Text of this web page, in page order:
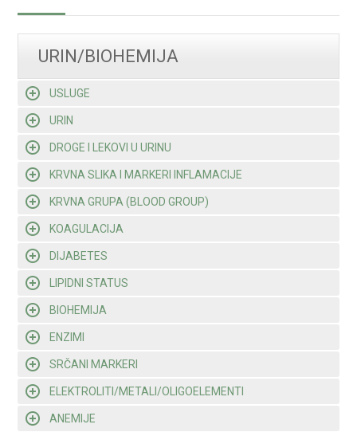
URIN/BIOHEMIJA
USLUGE
URIN
DROGE I LEKOVI U URINU
KRVNA SLIKA I MARKERI INFLAMACIJE
KRVNA GRUPA (BLOOD GROUP)
KOAGULACIJA
DIJABETES
LIPIDNI STATUS
BIOHEMIJA
ENZIMI
SRČANI MARKERI
ELEKTROLITI/METALI/OLIGOELEMENTI
ANEMIJE